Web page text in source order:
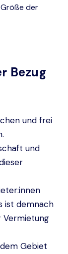
der
Bezug
und frei
und
ist demnach
Vermietung
Gebiet